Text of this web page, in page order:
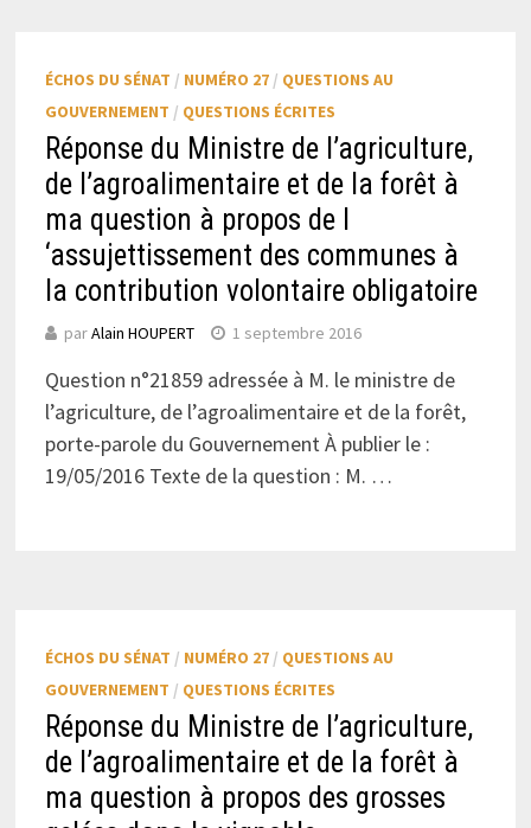
ÉCHOS DU SÉNAT / NUMÉRO 27/ QUESTIONS AU
GOUVERNEMENT / QUESTIONS ÉCRITES
Réponse du Ministre de l’agriculture,
de l’agroalimentaire et de la forêt à
ma question à propos de l
‘assujettissement des communes à
la contribution volontaire obligatoire
parAlain HOUPERT 1 septembre 2016
Question n°21859 adressée à M. le ministre de
l’agriculture, de l’agroalimentaire et de la forêt,
porte-parole du Gouvernement À publier le :
19/05/2016 Texte de la question : M. …
ÉCHOS DU SÉNAT / NUMÉRO 27/ QUESTIONS AU
GOUVERNEMENT / QUESTIONS ÉCRITES
Réponse du Ministre de l’agriculture,
de l’agroalimentaire et de la forêt à
ma question à propos des grosses